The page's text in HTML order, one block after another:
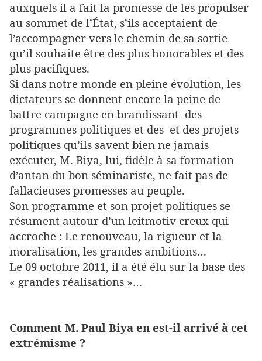
auxquels il a fait la promesse de les propulser
au sommet de l’État, s’ils acceptaient de
l’accompagner vers le chemin de sa sortie
qu’il souhaite être des plus honorables et des
plus pacifiques.
Si dans notre monde en pleine évolution, les
dictateurs se donnent encore la peine de
battre campagne en brandissant des
programmes politiques et des et des projets
politiques qu’ils savent bien ne jamais
exécuter, M. Biya, lui, fidèle à sa formation
d’antan du bon séminariste, ne fait pas de
fallacieuses promesses au peuple.
Son programme et son projet politiques se
résument autour d’un leitmotiv creux qui
accroche : Le renouveau, la rigueur et la
moralisation, les grandes ambitions…
Le 09 octobre 2011, il a été élu sur la base des
« grandes réalisations »…
Comment M. Paul Biya en est-il arrivé à cet
extrémisme ?